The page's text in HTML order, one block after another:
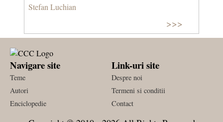
Stefan Luchian
>>>
Navigare site
Teme
Autori
Enciclopedie
Link-uri site
Despre noi
Termeni si conditii
Contact